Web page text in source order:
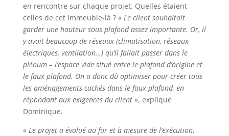
en rencontre sur chaque projet. Quelles étaient
celles de cet immeuble-là ? « Le client souhaitait
garder une hauteur sous plafond assez importante. Or, il
y avait beaucoup de réseaux (climatisation, réseaux
électriques, ventilation…) qu’il fallait passer dans le
plénum – l’espace vide situé entre le plafond d’origine et
le faux plafond. On a donc dû optimiser pour créer tous
les aménagements cachés dans le faux plafond, en
répondant aux exigences du client», explique
Dominique.
« Le projet a évolué au fur et à mesure de l’exécution,